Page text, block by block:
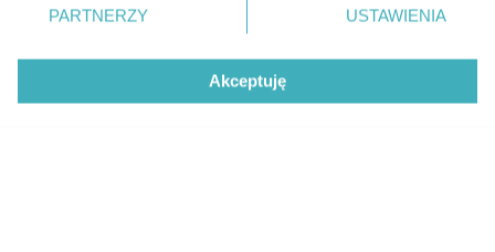
Ford Puma 1.0 mHEV 155 – test
zmienić/wycofać klikając przycisk ustawień prywatności
znajdujący się w lewym dolnym rogu strony
rodzaje przetwarzania danych nie wymagają zgody
użytkownika, ale masz prawo sprzeciwić się takiemu
PARTNERZY USTAWIENIA
Akceptuję